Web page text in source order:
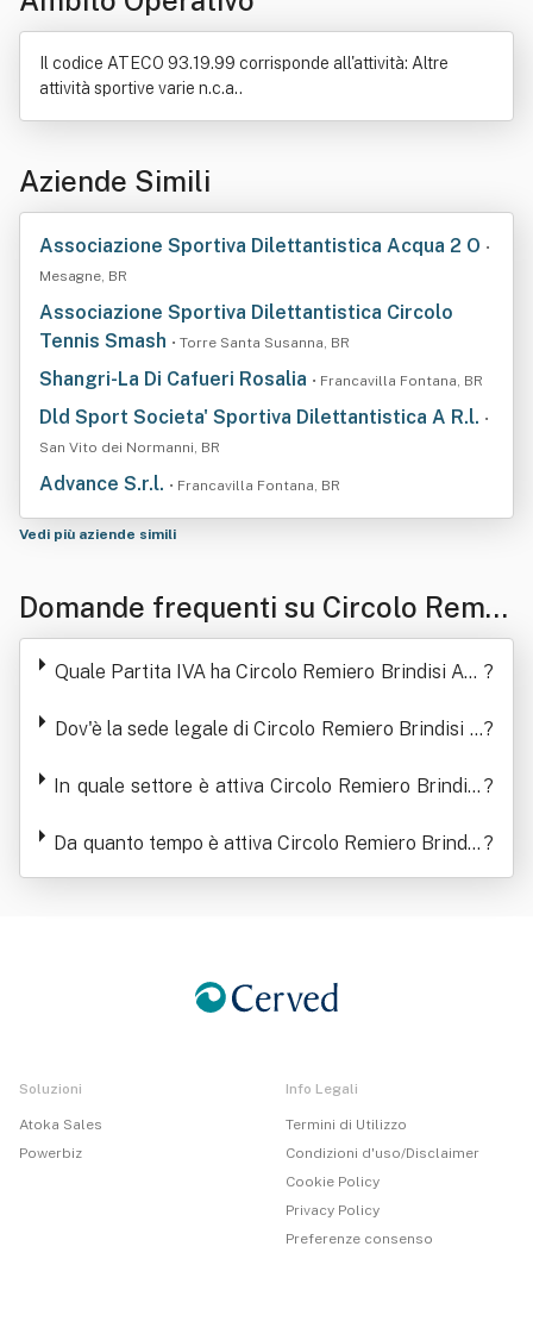
Il codice ATECO 93.19.99 corrisponde all'attività: Altre
attività sportive varie n.c.a..
Aziende Simili
Associazione Sportiva Dilettantistica Acqua 2 O •
Mesagne, BR
Associazione Sportiva Dilettantistica Circolo
Tennis Smash • Torre Santa Susanna, BR
Shangri-La Di Cafueri Rosalia • Francavilla Fontana, BR
Dld Sport Societa' Sportiva Dilettantistica A R.l. •
San Vito dei Normanni, BR
Advance S.r.l. • Francavilla Fontana, BR
Vedi più aziende simili
Domande frequenti su Circolo Remie
ro Brindisi Associazione Sportiva Dil
Quale Partita IVA ha Circolo Remiero Brindisi Ass ?
Dov'è la sede legale di Circolo Remiero Brindisi A?
In quale settore è attiva Circolo Remiero Brindisi ?
Da quanto tempo è attiva Circolo Remiero Brindis
i Associazione Sportiva Dilettantistica
?
Soluzioni
Atoka Sales
Powerbiz
Info Legali
Termini di Utilizzo
Condizioni d'uso/Disclaimer
Cookie Policy
Privacy Policy
Preferenze consenso